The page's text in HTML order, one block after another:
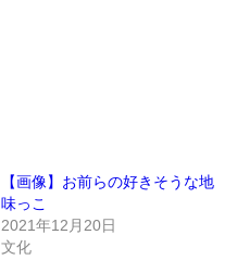
【画像】お前らの好きそうな地
味っこ
2021年12月20日
文化